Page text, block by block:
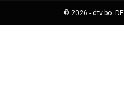
© 2026 - dtv.bo.